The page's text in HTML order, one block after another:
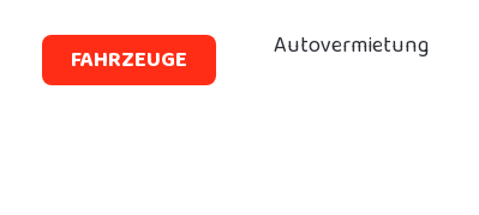
FAHRZEUGE Autovermietung